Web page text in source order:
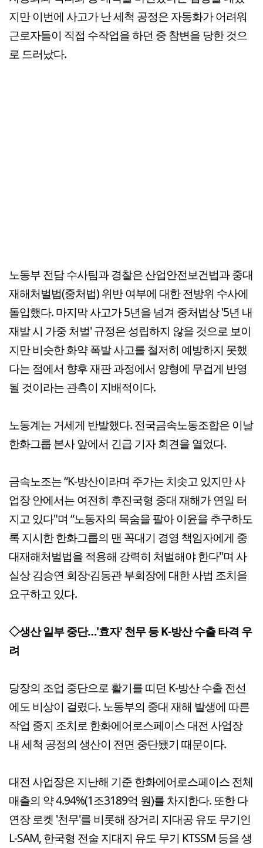
지만 이번에 사고가 난 세척 공정은 자동화가 어려워
근로자들이 직접 수작업을 하던 중 참변을 당한 것으
로 드러났다.
노동부 전담 수사팀과 경찰은 산업안전보건법과 중대
재해처벌법(중처법) 위반 여부에 대한 전방위 수사에
돌입했다. 마지막 사고가 5년을 넘겨 중처법상 '5년 내
재발 시 가중 처벌' 규정은 성립하지 않을 것으로 보이
지만 비슷한 화약 폭발 사고를 철저히 예방하지 못했
다는 점에서 향후 재판 과정에서 양형에 무겁게 반영
될 것이라는 관측이 지배적이다.
노동계는 거세게 반발했다. 전국금속노동조합은 이날
한화그룹 본사 앞에서 긴급 기자 회견을 열었다.
금속노조는 “K-방산이라며 주가는 치솟고 있지만 사
업장 안에서는 여전히 후진국형 중대 재해가 연일 터
지고 있다"며 “노동자의 목숨을 팔아 이윤을 추구하도
록 지시한 한화그룹의 맨 꼭대기 경영 책임자에게 중
대재해처벌법을 적용해 강력히 처벌해야 한다"며 사
실상 김승연 회장·김동관 부회장에 대한 사법 조치을
요구하고 있다.
◇생산 일부 중단…'효자' 천무 등 K-방산 수출 타격 우
려
당장의 조업 중단으로 활기를 띠던 K-방산 수출 전선
에도 비상이 걸렸다. 노동부의 중대 재해 발생에 따른
작업 중지 조치로 한화에어로스페이스 대전 사업장
내 세척 공정의 생산이 전면 중단됐기 때문이다.
대전 사업장은 지난해 기준 한화에어로스페이스 전체
매출의 약 4.94%(1조3189억 원)를 차지한다. 또한 다
연장 로켓 '천무'를 비롯해 장거리 지대공 유도 무기인
L-SAM, 한국형 전술 지대지 유도 무기 KTSSM 등을 생